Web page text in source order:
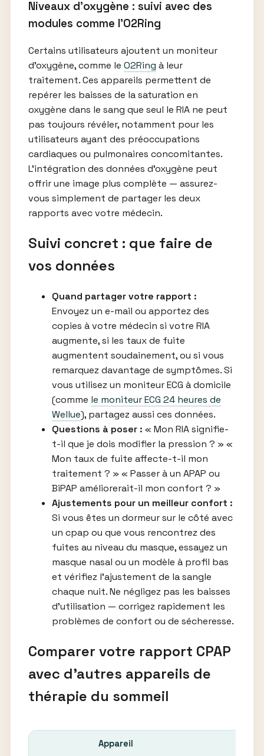
Niveaux d’oxygène : suivi avec des
modules comme l’O2Ring
Certains utilisateurs ajoutent un moniteur
d’oxygène, comme le O2Ring à leur
traitement. Ces appareils permettent de
repérer les baisses de la saturation en
oxygène dans le sang que seul le RIA ne peut
pas toujours révéler, notamment pour les
utilisateurs ayant des préoccupations
cardiaques ou pulmonaires concomitantes.
L’intégration des données d’oxygène peut
offrir une image plus complète — assurez-
vous simplement de partager les deux
rapports avec votre médecin.
Suivi concret : que faire de
vos données
Quand partager votre rapport :
Envoyez un e-mail ou apportez des
copies à votre médecin si votre RIA
augmente, si les taux de fuite
augmentent soudainement, ou si vous
remarquez davantage de symptômes. Si
vous utilisez un moniteur ECG à domicile
(comme le moniteur ECG 24 heures de
Wellue), partagez aussi ces données.
Questions à poser : « Mon RIA signifie-
t-il que je dois modifier la pression ? » «
Mon taux de fuite affecte-t-il mon
traitement ? » « Passer à un APAP ou
BiPAP améliorerait-il mon confort ? »
Ajustements pour un meilleur confort :
Si vous êtes un dormeur sur le côté avec
un cpap ou que vous rencontrez des
fuites au niveau du masque, essayez un
masque nasal ou un modèle à profil bas
et vérifiez l’ajustement de la sangle
chaque nuit. Ne négligez pas les baisses
d’utilisation — corrigez rapidement les
problèmes de confort ou de sécheresse.
Comparer votre rapport CPAP
avec d’autres appareils de
thérapie du sommeil
Appareil